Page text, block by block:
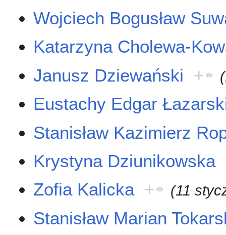
Wojciech Bogusław
Katarzyna Cholewa-
Janusz Dziewański
+
Eustachy Edgar
Stanisław Kazimierz
Krystyna Dziunikowska
Zofia Kalicka + (11
Stanisław Marian